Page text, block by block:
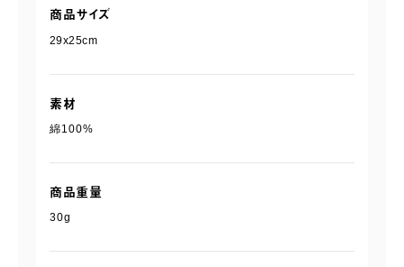
商品サイズ
29x25cm
素材
綿100%
商品重量
30g